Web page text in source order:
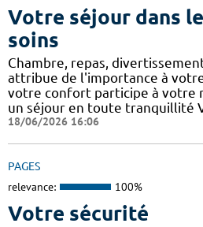
Votre séjour dans
soins
Chambre, repas,
attribue de l'importance à
votre confort participe à votre
un séjour en toute tranquillité
18/06/2026 16:06
PAGES
relevance: 100%
Votre sécurité